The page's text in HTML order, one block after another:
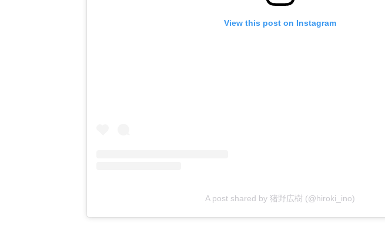
View this post on Instagram
A post shared by 猪野広樹 (@hiroki_ino)